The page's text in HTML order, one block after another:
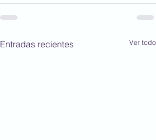
Entradas recientes Ver todo